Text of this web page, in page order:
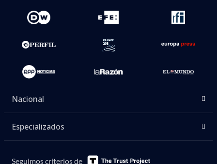
Nacional
Especializados
Seguimos criterios de